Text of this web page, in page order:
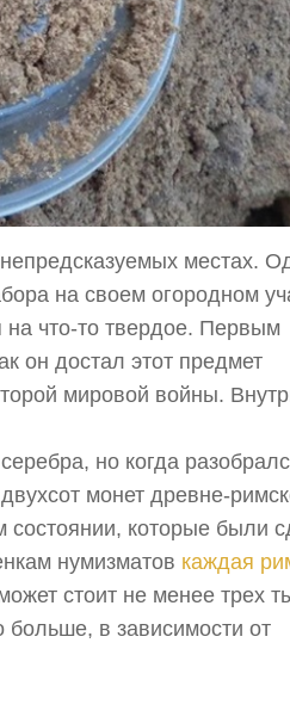
местах.
на своем огородном
на что-то твердое. Первым
он достал этот предмет
мировой войны.
но когда
монет древне-
которые были
нумизматов каждая
стоит не менее трех
больше, в зависимости от